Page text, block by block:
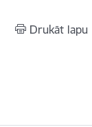
Drukāt lapu